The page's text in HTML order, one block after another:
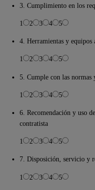
3. Cumplimiento en los
1 2 3 4 5
4. Herramientas y equipos
1 2 3 4 5
5. Cumple con las
1 2 3 4 5
6. Recomendación y uso
contratista
1 2 3 4 5
7. Disposición, servicio y
1 2 3 4 5